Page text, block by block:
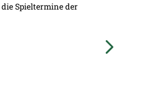
Spieltermine der